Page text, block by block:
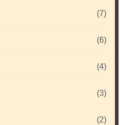
(7)
(6)
(4)
(3)
(2)